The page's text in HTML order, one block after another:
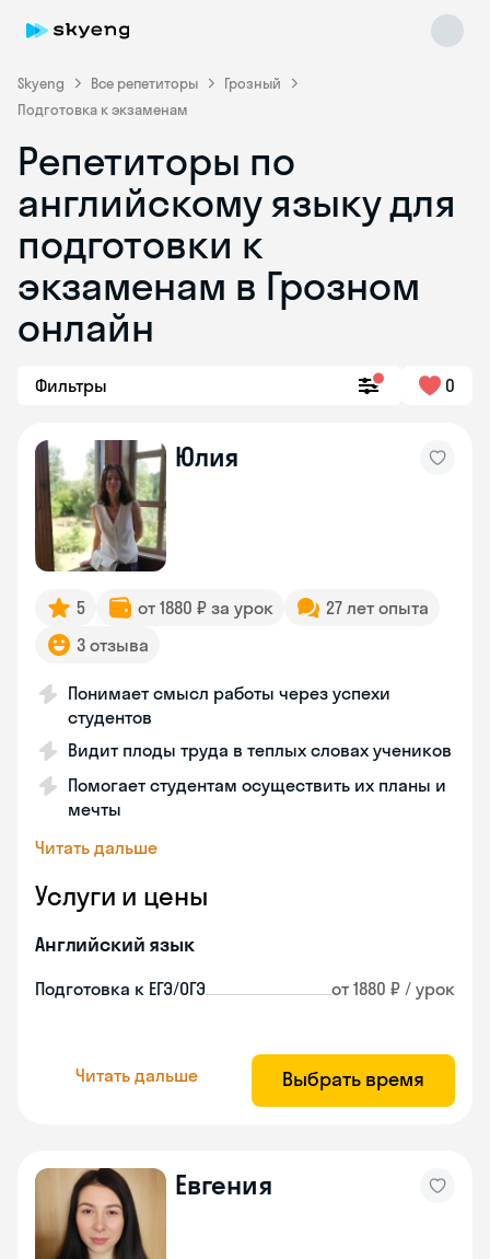
Skyeng Все репетиторы
Грозный
Подготовка к экзаменам
Репетиторы по
английскому языку для
подготовки к
экзаменам в Грозном
онлайн
Фильтры 0
Юлия
5 от 1880 ₽ за урок
27 лет опыта
3 отзыва
Понимает смысл работы через успехи
студентов
Видит плоды труда в теплых словах учеников
Помогает студентам осуществить их планы и
мечты
Читать дальше
Услуги и цены
Английский язык
Подготовка к ЕГЭ/ОГЭ от 1880 ₽ / урок
Читать дальше Выбрать время
Евгения
Skyeng Chat